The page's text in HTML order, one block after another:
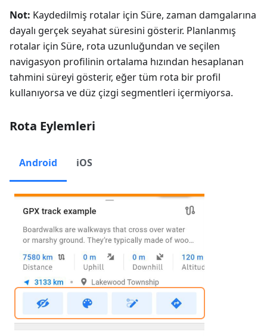
Not: Kaydedilmiş rotalar için Süre, zaman damgalarına
dayalı gerçek seyahat süresini gösterir. Planlanmış
rotalar için Süre, rota uzunluğundan ve seçilen
navigasyon profilinin ortalama hızından hesaplanan
tahmini süreyi gösterir, eğer tüm rota bir profil
kullanıyorsa ve düz çizgi segmentleri içermiyorsa.
Rota Eylemleri
Android iOS